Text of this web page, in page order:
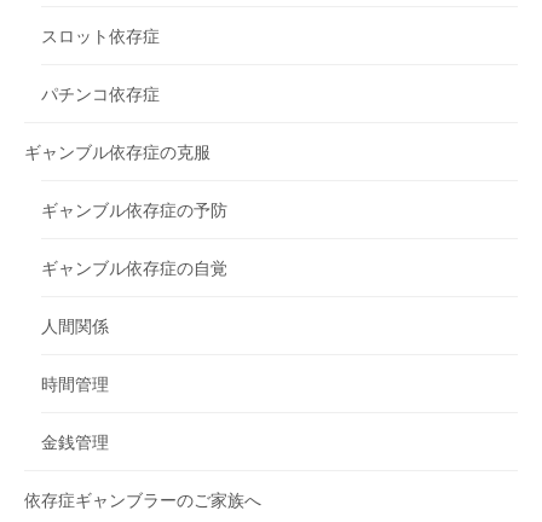
スロット依存症
パチンコ依存症
ギャンブル依存症の克服
ギャンブル依存症の予防
ギャンブル依存症の自覚
人間関係
時間管理
金銭管理
依存症ギャンブラーのご家族へ